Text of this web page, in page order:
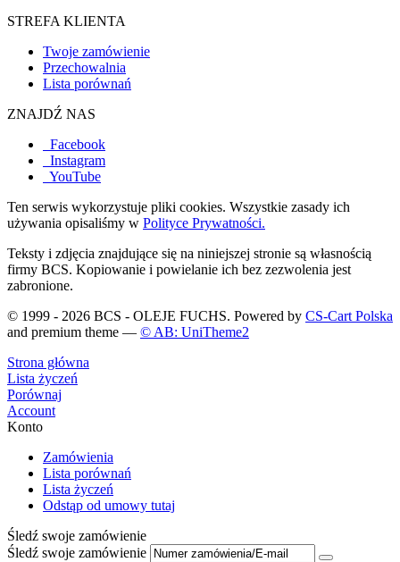
STREFA KLIENTA
Twoje zamówienie
Przechowalnia
Lista porównań
ZNAJDŹ NAS
Facebook
Instagram
YouTube
Ten serwis wykorzystuje pliki cookies. Wszystkie zasady ich
używania opisaliśmy w Polityce Prywatności.
Teksty i zdjęcia znajdujące się na niniejszej stronie są własnością
firmy BCS. Kopiowanie i powielanie ich bez zezwolenia jest
zabronione.
© 1999 - 2026 BCS - OLEJE FUCHS. Powered by CS-Cart Polska
and premium theme — © AB: UniTheme2
Strona główna
Lista życzeń
Porównaj
Account
Konto
Zamówienia
Lista porównań
Lista życzeń
Odstąp od umowy tutaj
Śledź swoje zamówienie
Śledź swoje zamówienie